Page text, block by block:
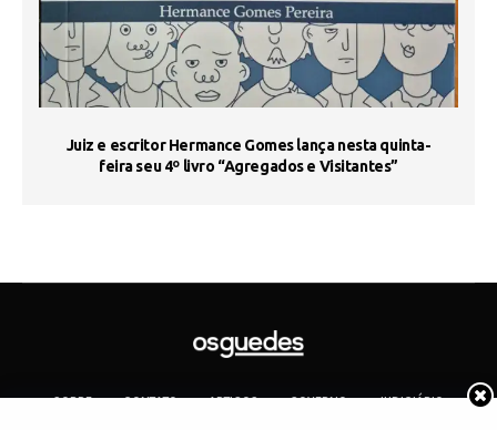
Juiz e escritor Hermance Gomes lança nesta quinta-
feira seu 4º livro “Agregados e Visitantes”
SOBRE CONTATO ARTIGOS GOVERNO
JUDICIÁRIO